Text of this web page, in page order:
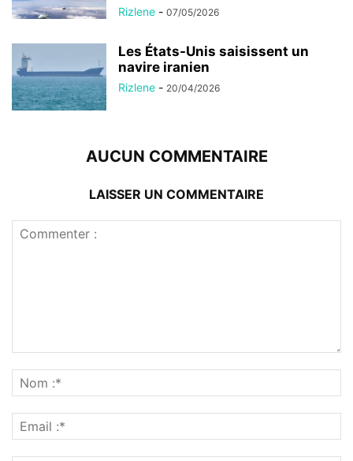
Rizlene - 07/05/2026
Les États-Unis saisissent un
navire iranien
Rizlene - 20/04/2026
AUCUN COMMENTAIRE
LAISSER UN COMMENTAIRE